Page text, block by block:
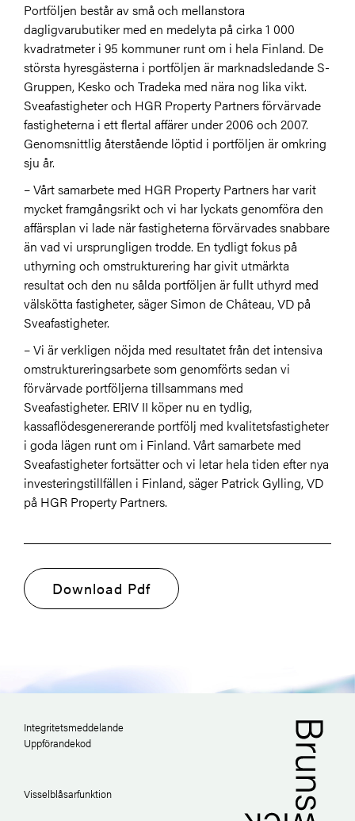
Portföljen består av små och mellanstora
dagligvarubutiker med en medelyta på cirka 1 000
kvadratmeter i 95 kommuner runt om i hela Finland. De
största hyresgästerna i portföljen är marknadsledande S-
Gruppen, Kesko och Tradeka med nära nog lika vikt.
Sveafastigheter och HGR Property Partners förvärvade
fastigheterna i ett flertal affärer under 2006 och 2007.
Genomsnittlig återstående löptid i portföljen är omkring
sju år.
– Vårt samarbete med HGR Property Partners har varit
mycket framgångsrikt och vi har lyckats genomföra den
affärsplan vi lade när fastigheterna förvärvades snabbare
än vad vi ursprungligen trodde. En tydligt fokus på
uthyrning och omstrukturering har givit utmärkta
resultat och den nu sålda portföljen är fullt uthyrd med
välskötta fastigheter, säger Simon de Château, VD på
Sveafastigheter.
– Vi är verkligen nöjda med resultatet från det intensiva
omstruktureringsarbete som genomförts sedan vi
förvärvade portföljerna tillsammans med
Sveafastigheter. ERIV II köper nu en tydlig,
kassaflödesgenererande portfölj med kvalitetsfastigheter
i goda lägen runt om i Finland. Vårt samarbete med
Sveafastigheter fortsätter och vi letar hela tiden efter nya
investeringstillfällen i Finland, säger Patrick Gylling, VD
på HGR Property Partners.
Download Pdf
Integritetsmeddelande
Uppförandekod
Visselblåsarfunktion